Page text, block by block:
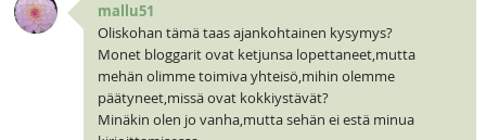
mallu51
Oliskohan tämä taas ajankohtainen kysymys?
Monet bloggarit ovat ketjunsa lopettaneet,mutta
mehän olimme toimiva yhteisö,mihin olemme
päätyneet,missä ovat kokkiystävät?
Minäkin olen jo vanha,mutta sehän ei estä minua